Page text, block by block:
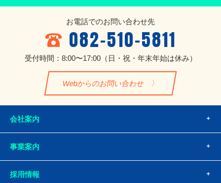
お電話でのお問い合わせ先
082-510-5811
受付時間：8:00〜17:00（日・祝・年末年始は休み）
Webからのお問い合わせ
会社案内
事業案内
採用情報